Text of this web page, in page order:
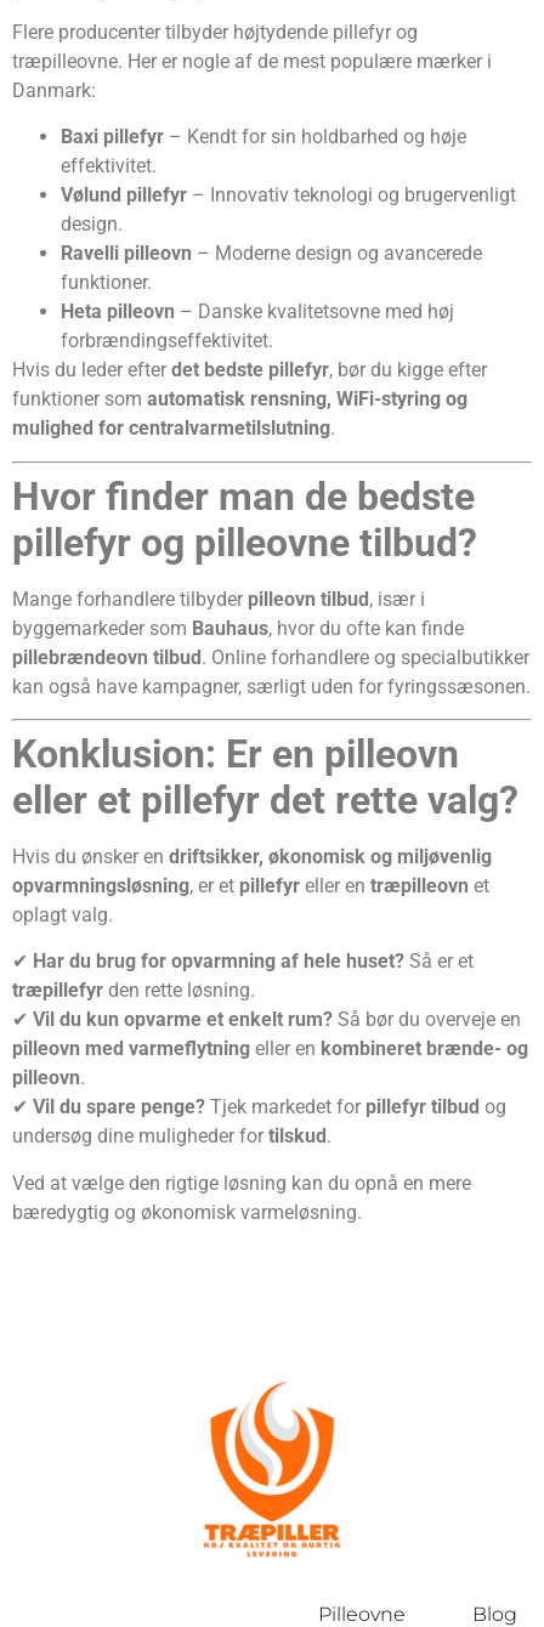
Flere producenter tilbyder højtydende pillefyr og
træpilleovne. Her er nogle af de mest populære mærker i
Danmark:
Baxi pillefyr – Kendt for sin holdbarhed og høje
effektivitet.
Vølund pillefyr – Innovativ teknologi og brugervenligt
design.
Ravelli pilleovn – Moderne design og avancerede
funktioner.
Heta pilleovn – Danske kvalitetsovne med høj
forbrændingseffektivitet.
Hvis du leder efter det bedste pillefyr, bør du kigge efter
funktioner som automatisk rensning, WiFi-styring og
mulighed for centralvarmetilslutning.
Hvor finder man de bedste
pillefyr og pilleovne tilbud?
Mange forhandlere tilbyder pilleovn tilbud, især i
byggemarkeder som Bauhaus, hvor du ofte kan finde
pillebrændeovn tilbud. Online forhandlere og specialbutikker
kan også have kampagner, særligt uden for fyringssæsonen.
Konklusion: Er en pilleovn
eller et pillefyr det rette valg?
Hvis du ønsker en driftsikker, økonomisk og miljøvenlig
opvarmningsløsning, er et pillefyr eller en træpilleovn et
oplagt valg.
✔ Har du brug for opvarmning af hele huset? Så er et
træpillefyr den rette løsning.
✔ Vil du kun opvarme et enkelt rum? Så bør du overveje en
pilleovn med varmeflytning eller en kombineret brænde- og
pilleovn.
✔ Vil du spare penge? Tjek markedet for pillefyr tilbud og
undersøg dine muligheder for tilskud .
Ved at vælge den rigtige løsning kan du opnå en mere
bæredygtig og økonomisk varmeløsning.
Pilleovne Blog